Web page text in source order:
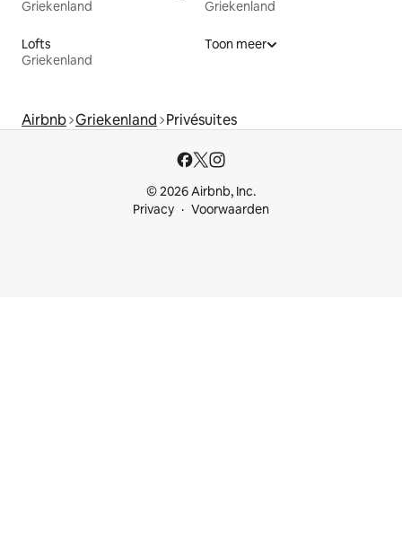
Griekenland
Griekenland
Lofts
Griekenland
Toon meer
Airbnb Griekenland Privésuites
© 2026 Airbnb, Inc.
Privacy
Voorwaarden